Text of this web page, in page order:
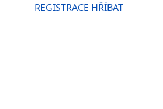
REGISTRACE HŘÍBAT